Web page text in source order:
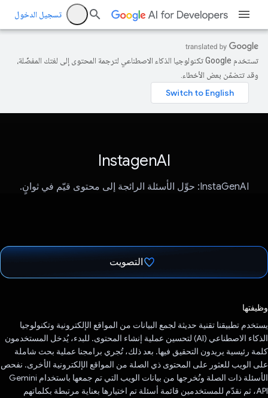
تسجيل الدخول
تستخدم Google تكنولوجيا الذكاء الاصطناعي لترجمة المحتوى إلى لغتك المفضّلة،
وقد تتضمّن بعض الأخطاء.
InstagenAI
InstaGenAI: حوِّل الأسئلة الرائجة إلى محتوى قيّم في ثوانٍ.
التصويت
وظيفتها
يستخدم تطبيقنا تقنية حديثة لجمع البيانات من المواقع الإلكترونية وتكنولوجيا
الذكاء الاصطناعي (AI) لتحسين عملية إنشاء المحتوى. للبدء، يُدخل المستخدمون
كلمة رئيسية يريدون التحقيق فيها. بعد ذلك، تُجري برامجنا عملية بحث شاملة
على الويب للعثور على المحتوى ذي الصلة من المواقع الإلكترونية الأخرى. نفحص
الأسئلة ذات الصلة ونُخرجها من بيانات الويب التي تم جمعها باستخدام Gemini
API، ثم نقدّم للمستخدمين قائمة أسئلة تم اختيارها بعناية مرتبطة بكلماتهم